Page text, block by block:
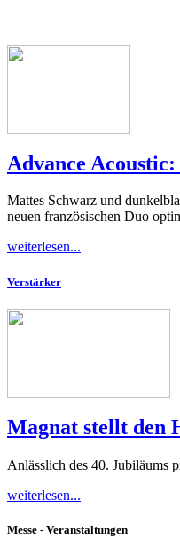
Advance
Mattes Schwarz und
neuen französischen Duo
weiterlesen...
Verstärker
Magnat stellt den
Anlässlich des 40. Jubiläums
weiterlesen...
Messe - Veranstaltungen